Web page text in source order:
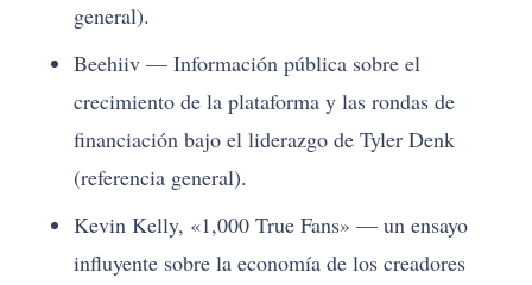
general).
Beehiiv — Información pública sobre el
crecimiento de la plataforma y las rondas de
financiación bajo el liderazgo de Tyler Denk
(referencia general).
Kevin Kelly, «1,000 True Fans» — un ensayo
influyente sobre la economía de los creadores